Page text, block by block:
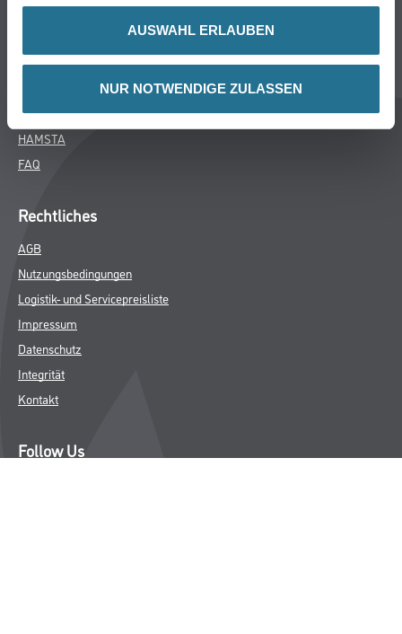
AUSWAHL ERLAUBEN
NUR NOTWENDIGE ZULASSEN
Unternehmen
Services
M-Plus
HAMSTA
FAQ
Rechtliches
AGB
Nutzungsbedingungen
Logistik- und Servicepreisliste
Impressum
Datenschutz
Integrität
Kontakt
Follow Us